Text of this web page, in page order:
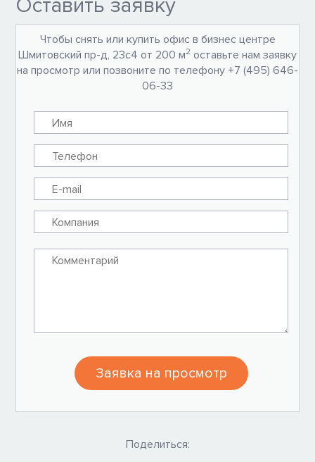
Оставить заявку
Чтобы снять или купить офис в бизнес центре
Шмитовский пр-д, 23с4 от 200 м2 оставьте нам заявку
на просмотр или позвоните по телефону +7 (495) 646-
06-33
Заявка на просмотр
Поделиться: